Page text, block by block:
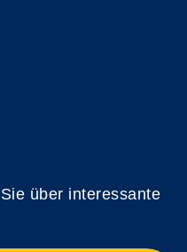
über interessante